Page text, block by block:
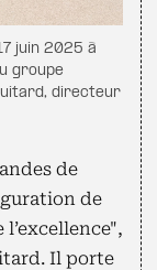
juin 2025 à
groupe
directeur
de
de
Il porte